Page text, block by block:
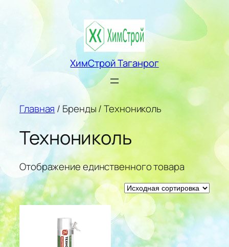
Перейти
ХимСтрой Таганрог
Главная / Бренды / Технониколь
Технониколь
Отображение единственного товара